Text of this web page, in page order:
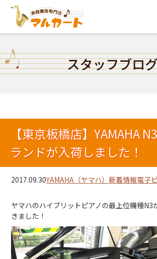
スタッフブロ
【東京板橋店】YAMAHA
ランドが入荷しました！
2017.09.30YAMAHA（ヤマハ）新着情報電子
ヤマハのハイブリットピアノの最上位機種N3
きました！